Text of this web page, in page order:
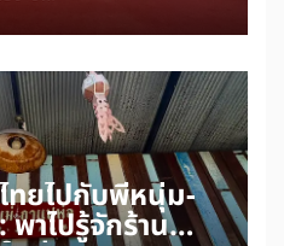
นวคิด ‘สันติภาพ
ษย์’ สู่ความร่วม
ทยไปกับพี่หนุ่ม-
าไปรู้จักร้าน